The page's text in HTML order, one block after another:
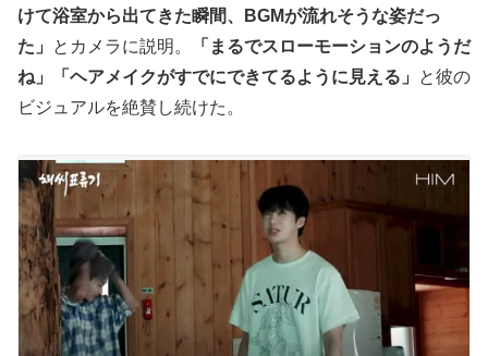
けて浴室から出てきた瞬間、BGMが流れそうな姿だっ
た」
とカメラに説明。
「まるでスローモーションのようだ
ね」「ヘアメイクがすでにできてるように見える」
と彼の
ビジュアルを絶賛し続けた。